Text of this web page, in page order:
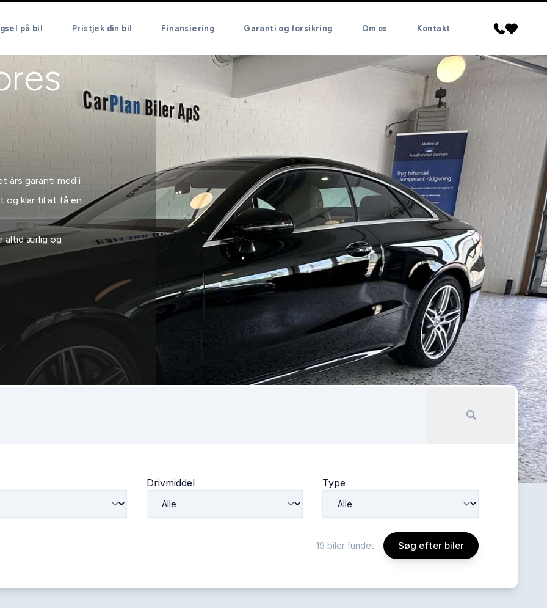
på bil Pristjek din bil Finansiering Garanti og forsikring Om os Kontakt
års garanti med i
og klar til at få en
altid ærlig og
Drivmiddel Type
19 biler fundet Søg efter biler